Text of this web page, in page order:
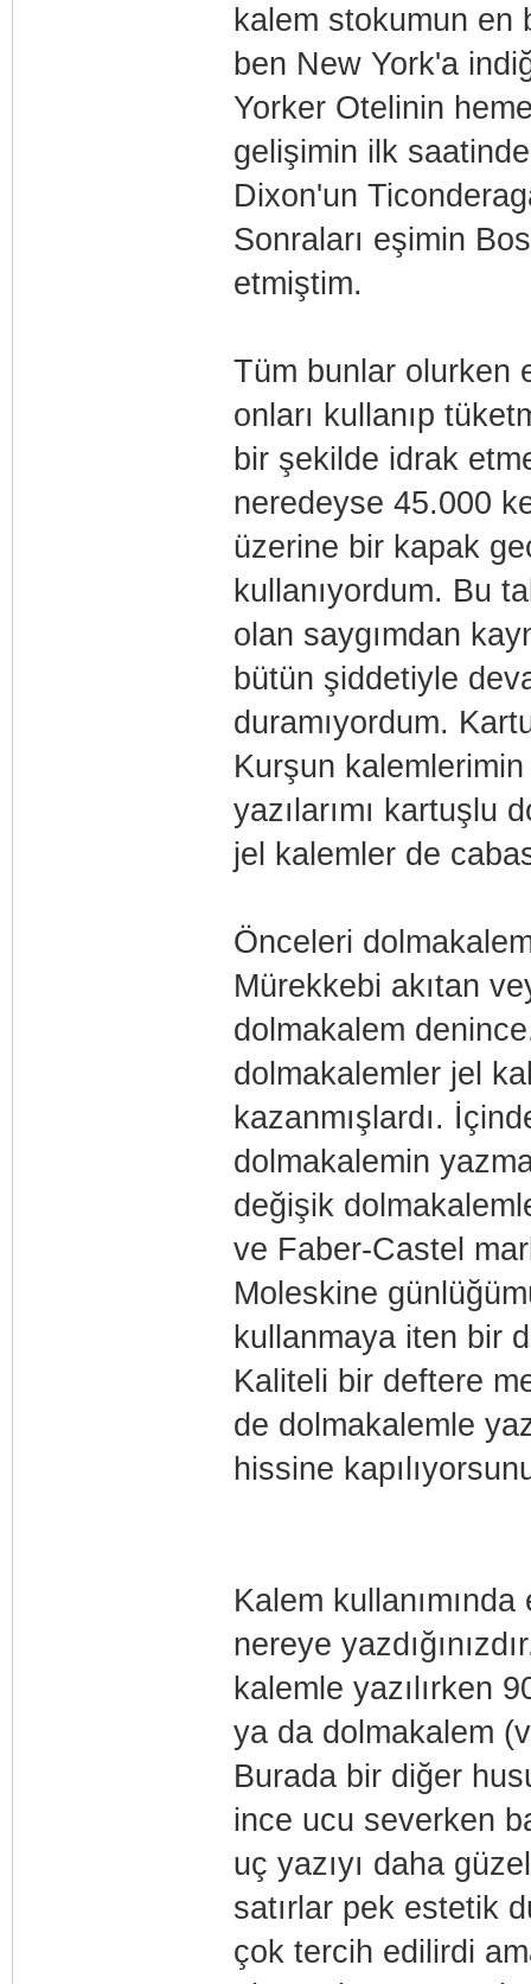
kalem stokumun en
ben New York'a
Yorker Otelinin
gelişimin ilk
Dixon'un
Sonraları eşimin
etmiştim.
Tüm bunlar olurken
onları kullanıp
bir şekilde idrak
neredeyse 45.000
üzerine bir kapak
kullanıyordum. Bu
olan saygımdan
bütün şiddetiyle
duramıyordum.
Kurşun
yazılarımı kartuşlu
jel kalemler de
Önceleri
Mürekkebi akıtan
dolmakalem
dolmakalemler jel
kazanmışlardı.
dolmakalemin
değişik
ve Faber-Castel
Moleskine
kullanmaya iten bir
Kaliteli bir deftere
de dolmakalemle
hissine
Kalem
nereye
kalemle yazılırken
ya da dolmakalem
Burada bir diğer
ince ucu severken
uç yazıyı daha
satırlar pek estetik
çok tercih edilirdi